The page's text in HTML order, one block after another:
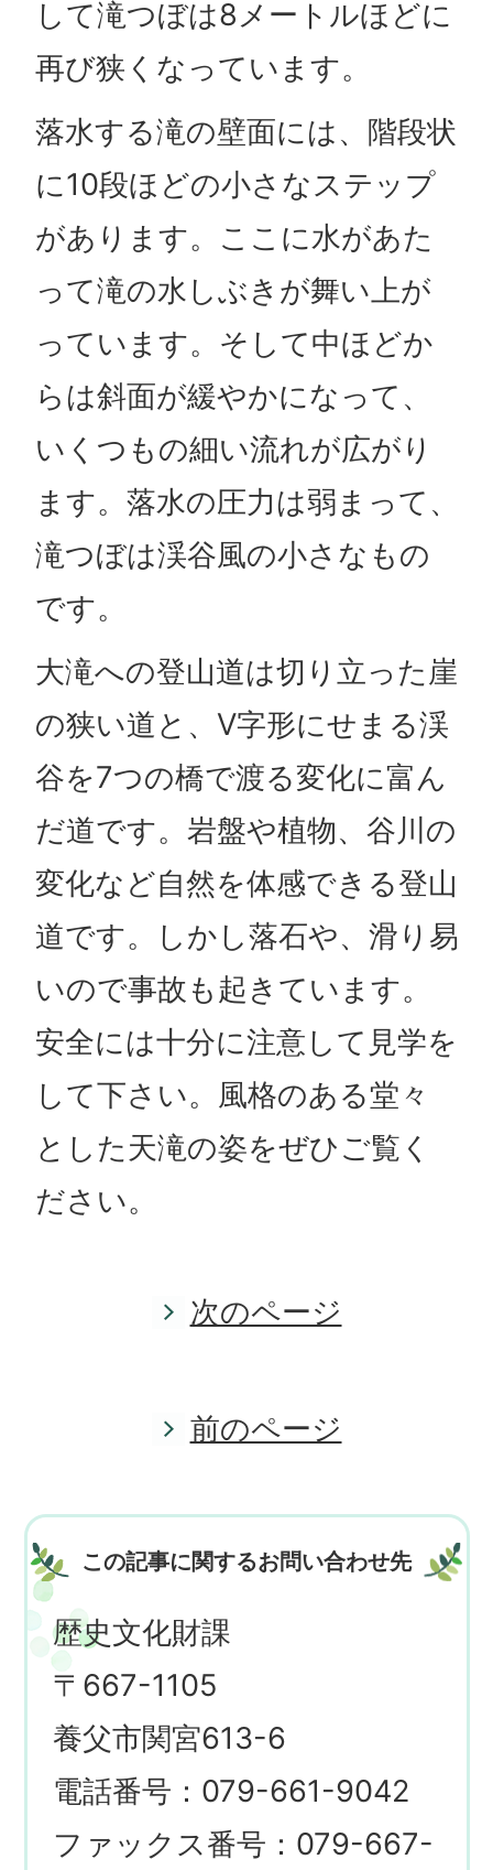
して滝つぼは8メートルほどに
再び狭くなっています。
落水する滝の壁面には、階段状
に10段ほどの小さなステップ
があります。ここに水があた
って滝の水しぶきが舞い上が
っています。そして中ほどか
らは斜面が緩やかになって、
いくつもの細い流れが広がり
ます。落水の圧力は弱まって、
滝つぼは渓谷風の小さなもの
です。
大滝への登山道は切り立った崖
の狭い道と、V字形にせまる渓
谷を7つの橋で渡る変化に富ん
だ道です。岩盤や植物、谷川の
変化など自然を体感できる登山
道です。しかし落石や、滑り易
いので事故も起きています。
安全には十分に注意して見学を
して下さい。風格のある堂々
とした天滝の姿をぜひご覧く
ださい。
次のページ
前のページ
この記事に関するお問い合わせ先
歴史文化財課
〒667-1105
養父市関宮613-6
電話番号：079-661-9042
ファックス番号：079-667-